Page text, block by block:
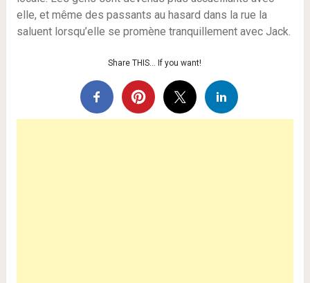
elle, et même des passants au hasard dans la rue la
saluent lorsqu’elle se promène tranquillement avec Jack.
Share THIS… If you want!